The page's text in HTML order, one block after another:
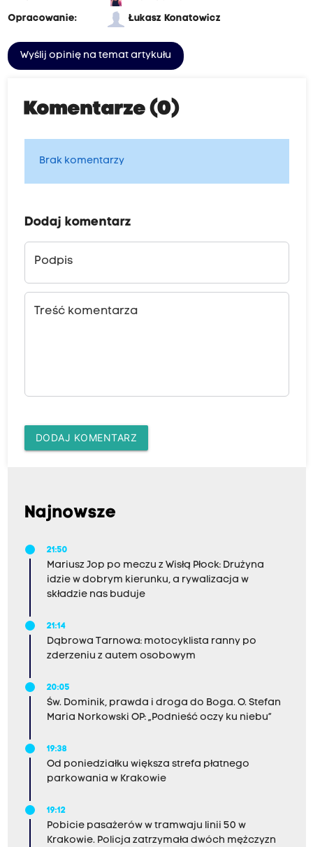
Opracowanie:
Łukasz Konatowicz
Wyślij opinię na temat artykułu
Komentarze (0)
Brak komentarzy
Dodaj komentarz
Podpis
Treść komentarza
DODAJ KOMENTARZ
Najnowsze
21:50
Mariusz Jop po meczu z Wisłą Płock: Drużyna
idzie w dobrym kierunku, a rywalizacja w
składzie nas buduje
21:14
Dąbrowa Tarnowa: motocyklista ranny po
zderzeniu z autem osobowym
20:05
Św. Dominik, prawda i droga do Boga. O. Stefan
Maria Norkowski OP: „Podnieść oczy ku niebu”
19:38
Od poniedziałku większa strefa płatnego
parkowania w Krakowie
19:12
Pobicie pasażerów w tramwaju linii 50 w
Krakowie. Policja zatrzymała dwóch mężczyzn